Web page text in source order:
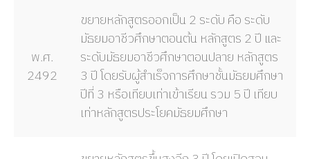
พ.ศ.
2492
ขยายหลักสูตรออกเป็น 2 ระดับ คือ ระดับ
มัธยมอาชีวศึกษาตอนต้น หลักสูตร 2 ปี และ
ระดับมัธยมอาชีวศึกษาตอนปลาย หลักสูตร
3 ปี โดยรับผู้สำเร็จการศึกษาชั้นมัธยมศึกษา
ปีที่ 3 หรือเทียบเท่าเข้าเรียน รวม 5 ปี เทียบ
เท่าหลักสูตรประโยคมัธยมศึกษา